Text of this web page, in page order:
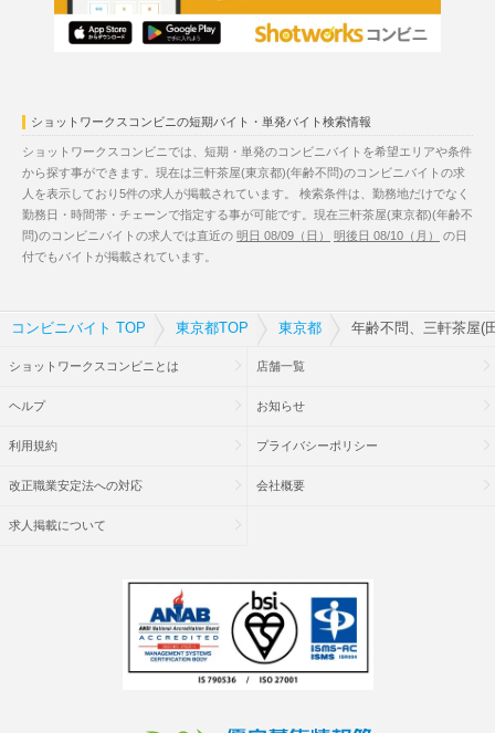
ショットワークスコンビニの短期バイト・単発バイト検索情報
ショットワークスコンビニでは、短期・単発のコンビニバイトを希望エリアや条件
から探す事ができます。現在は三軒茶屋(東京都)(年齢不問)のコンビニバイトの求
人を表示しており5件の求人が掲載されています。 検索条件は、勤務地だけでなく
勤務日・時間帯・チェーンで指定する事が可能です。現在三軒茶屋(東京都)(年齢不
問)のコンビニバイトの求人では直近の 明日 08/09（日） 明後日 08/10（月）
の日
付でもバイトが掲載されています。
コンビニバイト TOP 東京都TOP 東京都 年齢不問、三軒茶屋(
ショットワークスコンビニとは 店舗一覧
ヘルプ お知らせ
利用規約 プライバシーポリシー
改正職業安定法への対応 会社概要
求人掲載について